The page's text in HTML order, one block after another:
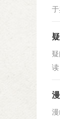
漫